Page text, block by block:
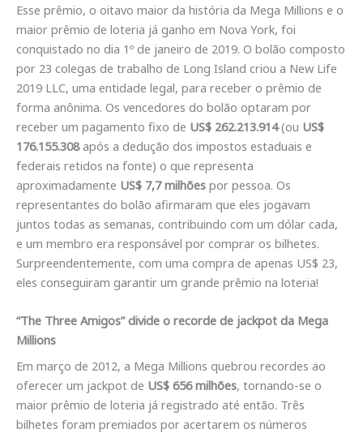
Esse prêmio, o oitavo maior da história da Mega Millions e o
maior prêmio de loteria já ganho em Nova York, foi
conquistado no dia 1º de janeiro de 2019. O bolão composto
por 23 colegas de trabalho de Long Island criou a New Life
2019 LLC, uma entidade legal, para receber o prêmio de
forma anônima. Os vencedores do bolão optaram por
receber um pagamento fixo de US$ 262.213.914(ou US$
176.155.308após a dedução dos impostos estaduais e
federais retidos na fonte) o que representa
aproximadamente US$ 7,7 milhões por pessoa. Os
representantes do bolão afirmaram que eles jogavam
juntos todas as semanas, contribuindo com um dólar cada,
e um membro era responsável por comprar os bilhetes.
Surpreendentemente, com uma compra de apenas US$ 23,
eles conseguiram garantir um grande prêmio na loteria!
“The Three Amigos” divide o recorde de jackpot da Mega
Millions
Em março de 2012, a Mega Millions quebrou recordes ao
oferecer um jackpot de US$ 656 milhões, tornando-se o
maior prêmio de loteria já registrado até então. Três
bilhetes foram premiados por acertarem os números